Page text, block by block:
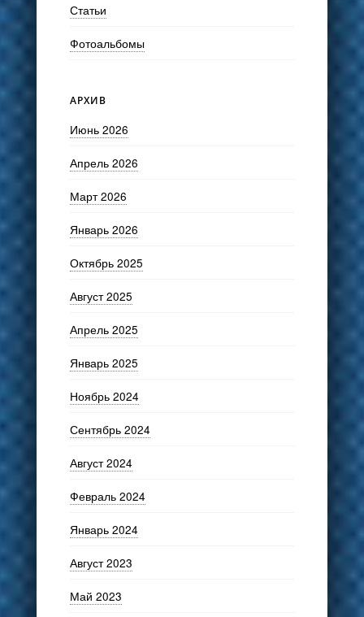
Статьи
Фотоальбомы
АРХИВ
Июнь 2026
Апрель 2026
Март 2026
Январь 2026
Октябрь 2025
Август 2025
Апрель 2025
Январь 2025
Ноябрь 2024
Сентябрь 2024
Август 2024
Февраль 2024
Январь 2024
Август 2023
Май 2023